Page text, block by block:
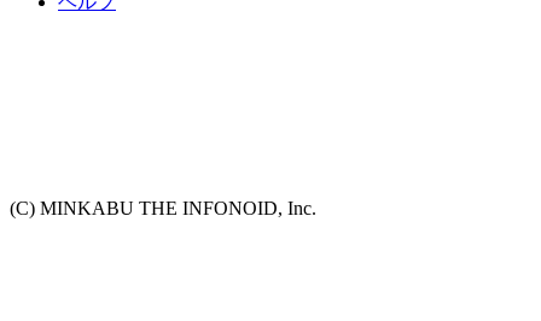
(C) MINKABU THE INFONOID, Inc.